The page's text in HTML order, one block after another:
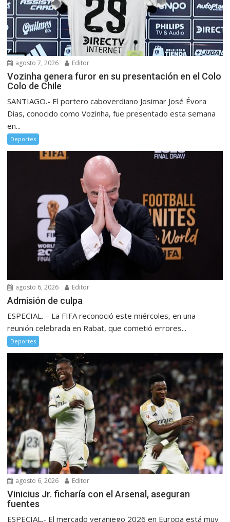
agosto 7, 2026 Editor
Vozinha genera furor en su presentación en el Colo
Colo de Chile
SANTIAGO.- El portero caboverdiano Josimar José Évora
Dias, conocido como Vozinha, fue presentado esta semana
en...
Deportes
agosto 6, 2026 Editor
Admisión de culpa
ESPECIAL. – La FIFA reconoció este miércoles, en una
reunión celebrada en Rabat, que cometió errores...
Deportes
agosto 6, 2026 Editor
Vinicius Jr. ficharía con el Arsenal, aseguran
fuentes
ESPECIAL.- El mercado veraniego 2026 en Europa está muy